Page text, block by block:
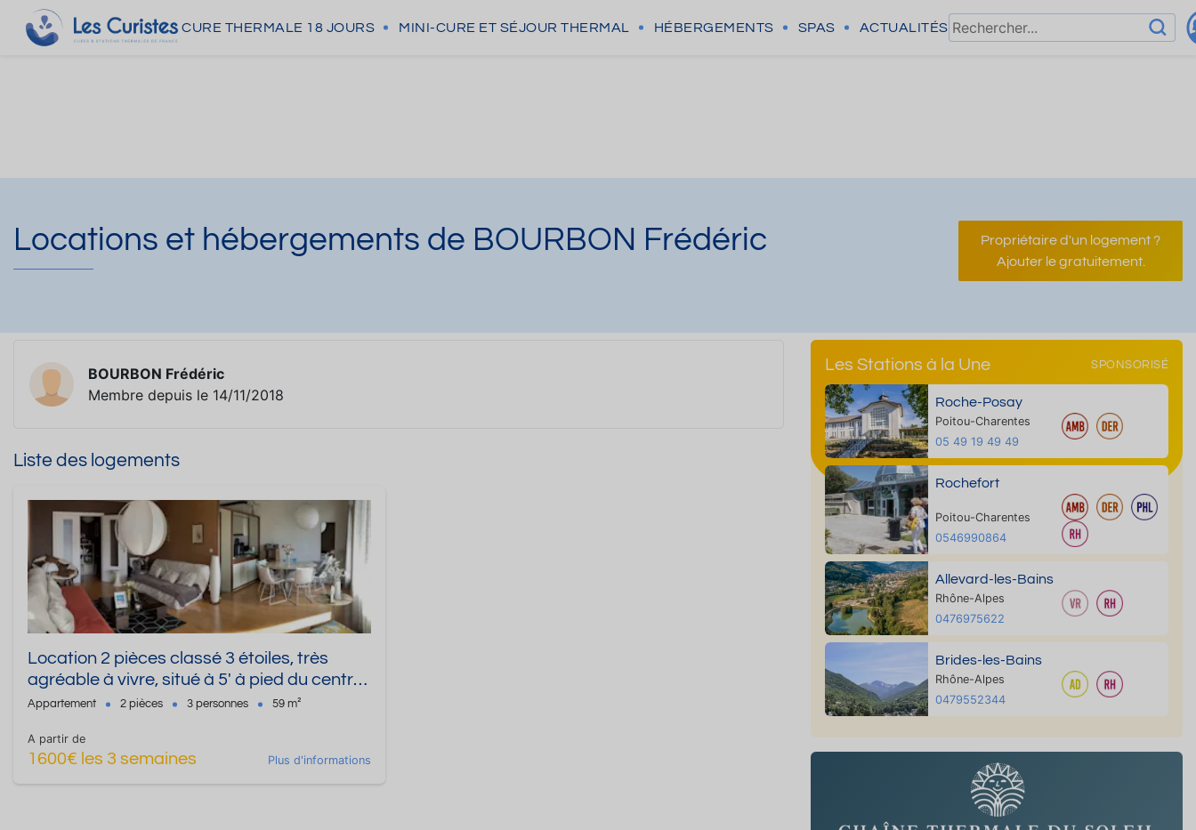
CURE THERMALE 18 JOURS MINI-CURE ET SÉJOUR THERMAL HÉBERGEMENTS SPAS ACTUALITÉS
Locations et hébergements de BOURBON Frédéric
Propriétaire d'un logement ?
Ajouter le gratuitement.
BOURBON Frédéric
Membre depuis le 14/11/2018
Liste des logements
Location 2 pièces classé 3 étoiles, très
agréable à vivre, situé à 5' à pied du centre
ville
Appartement 2 pièces 3 personnes 59 m²
A partir de
1600€ les 3 semaines Plus d'informations
Les Stations à la Une SPONSORISÉ
Roche-Posay
Poitou-Charentes
05 49 19 49 49
Rochefort
Poitou-Charentes
0546990864
Allevard-les-Bains
Rhône-Alpes
0476975622
Brides-les-Bains
Rhône-Alpes
0479552344